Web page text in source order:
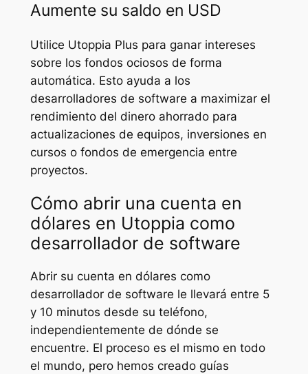
Aumente su saldo en USD
Utilice Utoppia Plus para ganar intereses
sobre los fondos ociosos de forma
automática. Esto ayuda a los
desarrolladores de software a maximizar el
rendimiento del dinero ahorrado para
actualizaciones de equipos, inversiones en
cursos o fondos de emergencia entre
proyectos.
Cómo abrir una cuenta en
dólares en Utoppia como
desarrollador de software
Abrir su cuenta en dólares como
desarrollador de software le llevará entre 5
y 10 minutos desde su teléfono,
independientemente de dónde se
encuentre. El proceso es el mismo en todo
el mundo, pero hemos creado guías